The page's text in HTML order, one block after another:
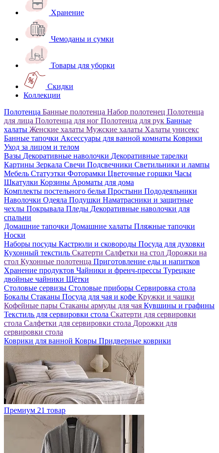
Хранение
Чемоданы и сумки
Товары для уборки
Скидки
Коллекции
Полотенца Банные полотенца Набор полотенец Полотенца
для лица Полотенца для ног Полотенца для рук Банные
халаты Женские халаты Мужские халаты Халаты унисекс
Банные тапочки Аксессуары для ванной комнаты Коврики
Уход за лицом и телом
Вазы Декоративные наволочки Декоративные тарелки
Картины Зеркала Свечи Подсвечники Светильники и лампы
Мебель Статуэтки Фоторамки Цветочные горшки Часы
Шкатулки Корзины Ароматы для дома
Комплекты постельного белья Простыни Пододеяльники
Наволочки Одеяла Подушки Наматрасники и защитные
чехлы Покрывала Пледы Декоративные наволочки для
спальни
Домашние тапочки Домашние халаты Пляжные тапочки
Носки
Наборы посуды Кастрюли и сковороды Посуда для духовки
Кухонный текстиль Скатерти Салфетки на стол Дорожки на
стол Кухонные полотенца Приготовление еды и напитков
Хранение продуктов Чайники и френч-прессы Турецкие
двойные чайники Щётки
Столовые сервизы Столовые приборы Сервировка стола
Бокалы Стаканы Посуда для чая и кофе Кружки и чашки
Кофейные пары Стаканы армуды для чая Кувшины и графины
Текстиль для сервировки стола Скатерти для сервировки
стола Салфетки для сервировки стола Дорожки для
сервировки стола
Коврики для ванной Ковры Придверные коврики
Премиум 21 товар